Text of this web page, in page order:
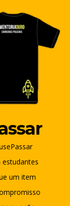
estudantes
um item